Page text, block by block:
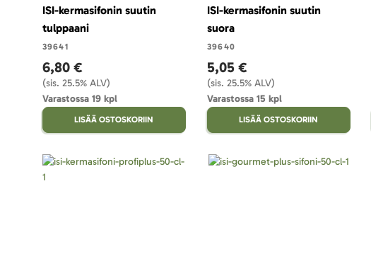
ISI-kermasifonin suutin
tulppaani
39641
6,80 €
(sis. 25.5% ALV)
Varastossa 19 kpl
LISÄÄ OSTOSKORIIN
ISI-kermasifonin suutin
suora
39640
5,05 €
(sis. 25.5% ALV)
Varastossa 15 kpl
LISÄÄ OSTOSKORIIN